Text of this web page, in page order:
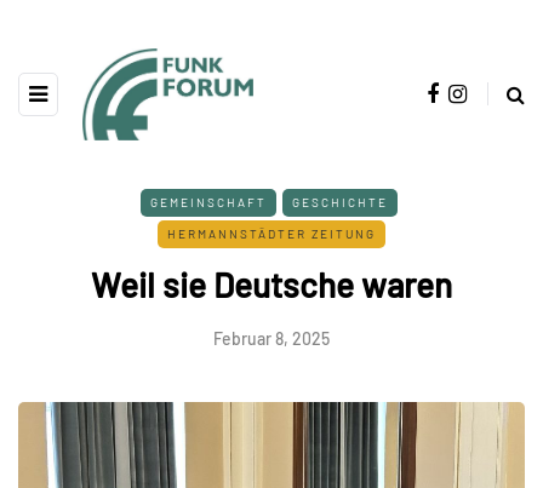
GEMEINSCHAFT GESCHICHTE
HERMANNSTÄDTER ZEITUNG
Weil sie Deutsche waren
Februar 8, 2025